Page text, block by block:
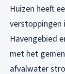
Huizen heeft
verstoppingen
Havengebied
met het
afvalwater